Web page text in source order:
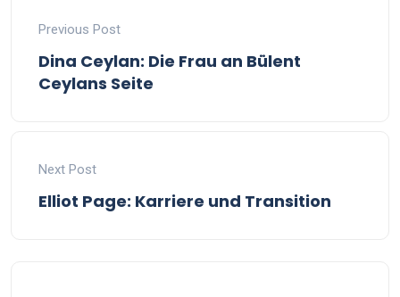
Previous Post
Dina Ceylan: Die Frau an Bülent
Ceylans Seite
Next Post
Elliot Page: Karriere und Transition